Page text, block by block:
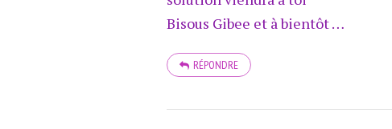
Bisous Gibee et à bientôt …
RÉPONDRE